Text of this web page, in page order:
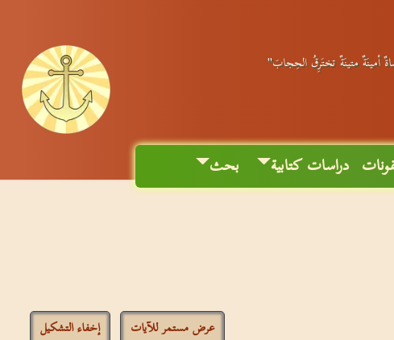
أمينَةٌ متينَةٌ تختَرِقُ الحِجابَ"
دراسات كتابية بحث
عرض مستمر للآيات إخفاء التشكيل